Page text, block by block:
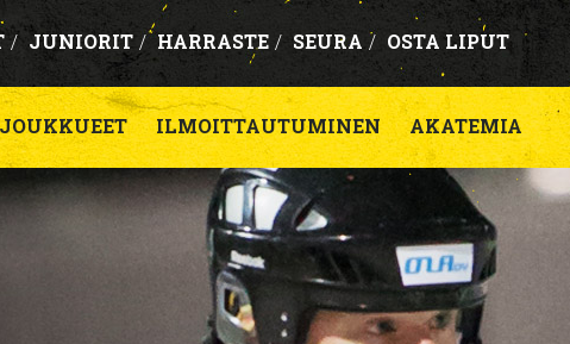
/ JUNIORIT / HARRASTE / SEURA / OSTA LIPUT
JOUKKUEET ILMOITTAUTUMINEN AKATEMIA